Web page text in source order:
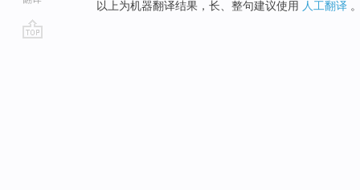
以上为机器翻译结果，长、整句建议使用 人工翻译